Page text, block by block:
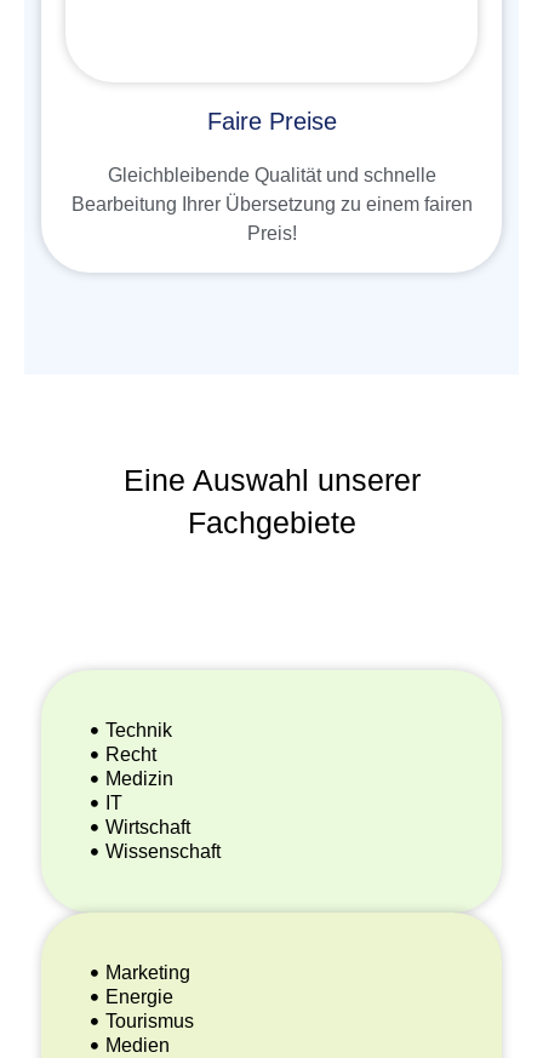
Faire Preise
Gleichbleibende Qualität und schnelle
Bearbeitung Ihrer Übersetzung zu einem fairen
Preis!
Eine Auswahl unserer
Fachgebiete
Technik
Recht
Medizin
IT
Wirtschaft
Wissenschaft
Marketing
Energie
Tourismus
Medien